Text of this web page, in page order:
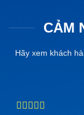
CẢM
Hãy xem khách